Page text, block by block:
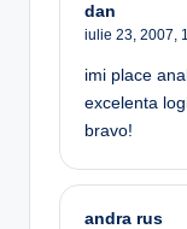
dan
iulie 23, 2007,
imi place
excelenta
bravo!
andra rus